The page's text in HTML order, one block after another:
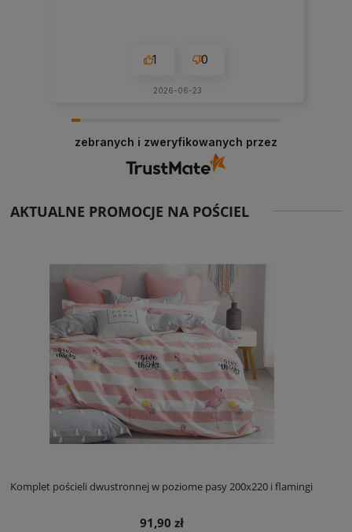
1 0
2026-06-23
zebranych i zweryfikowanych przez
AKTUALNE PROMOCJE NA POŚCIEL
Komplet pościeli dwustronnej w poziome pasy 200x220 i flamingi
91,90 zł